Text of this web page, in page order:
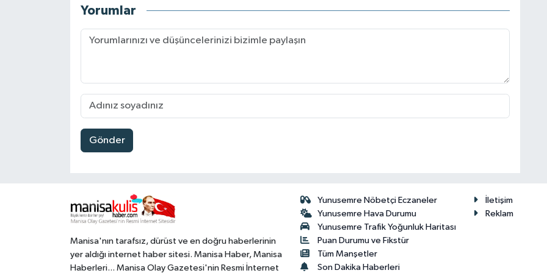
Yorumlar
Gönder
Manisa'nın tarafsız, dürüst ve en doğru haberlerinin
yer aldığı internet haber sitesi. Manisa Haber, Manisa
Haberleri... Manisa Olay Gazetesi'nin Resmi İnternet
Yunusemre Nöbetçi Eczaneler
Yunusemre Hava Durumu
Yunusemre Trafik Yoğunluk Haritası
Puan Durumu ve Fikstür
Tüm Manşetler
Son Dakika Haberleri
İletişim
Reklam